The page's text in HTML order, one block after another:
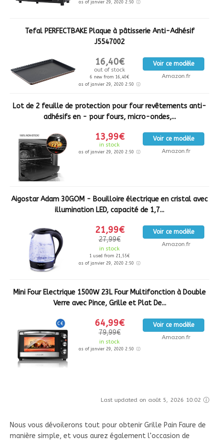
as of janvier 29, 2020 2:50
Tefal PERFECTBAKE Plaque à pâtisserie Anti-Adhésif
J5547002
16,40€
out of stock
6 new from 16,40€
as of janvier 29, 2020 2:50
Voir ce modèle
Amazon.fr
Lot de 2 feuille de protection pour four revêtements anti-
adhésifs en - pour fours, micro-ondes,...
13,99€
in stock
as of janvier 29, 2020 2:50
Voir ce modèle
Amazon.fr
Aigostar Adam 30GOM - Bouilloire électrique en cristal avec
illumination LED, capacité de 1,7...
21,99€
27,99€
in stock
1 used from 21,55€
as of janvier 29, 2020 2:50
Voir ce modèle
Amazon.fr
Mini Four Electrique 1500W 23L Four Multifonction à Double
Verre avec Pince, Grille et Plat De...
64,99€
79,99€
in stock
as of janvier 29, 2020 2:50
Voir ce modèle
Amazon.fr
Last updated on août 5, 2026 10:02
Nous vous dévoilerons tout pour obtenir Grille Pain Faure de
manière simple, et vous aurez également l’occasion de